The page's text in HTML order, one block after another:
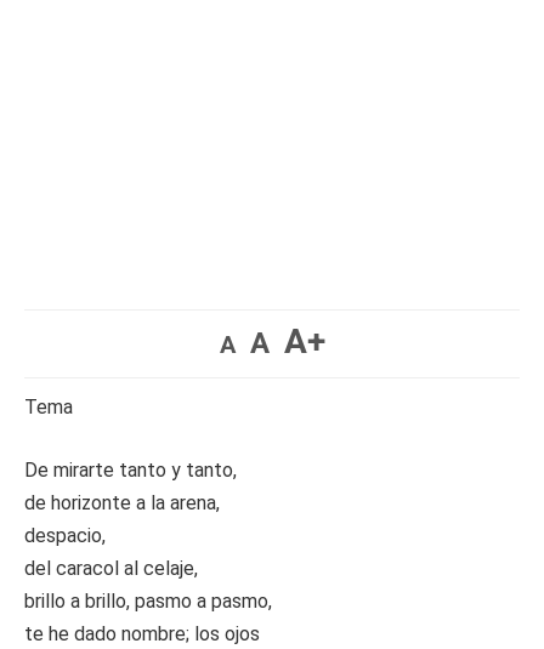
A A A+
Tema
De mirarte tanto y tanto,
de horizonte a la arena,
despacio,
del caracol al celaje,
brillo a brillo, pasmo a pasmo,
te he dado nombre; los ojos